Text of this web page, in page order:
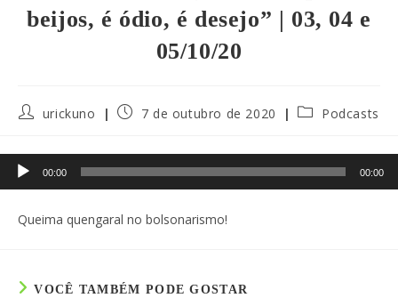
beijos, é ódio, é desejo” | 03, 04 e
05/10/20
urickuno 7 de outubro de 2020 Podcasts
Tocador
de
00:00 00:00
Queima quengaral no bolsonarismo!
VOCÊ TAMBÉM PODE GOSTAR